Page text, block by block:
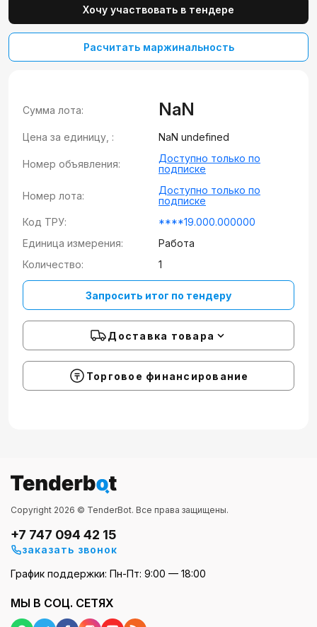
Хочу участвовать в тендере
Расчитать маржинальность
Сумма лота: NaN
Цена за единицу, : NaN undefined
Номер объявления:
Доступно только по
подписке
Номер лота:
Доступно только по
подписке
Код ТРУ:
****19.000.000000
Единица измерения:
Работа
Количество:
1
Запросить итог по тендеру
Доставка товара
Торговое финансирование
Copyright 2026 © TenderBot. Все права защищены.
+7 747 094 42 15
заказать звонок
График поддержки: Пн-Пт: 9:00 — 18:00
МЫ В СОЦ. СЕТЯХ